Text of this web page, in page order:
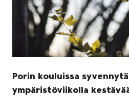
Porin kouluissa
ympäristöviikolla